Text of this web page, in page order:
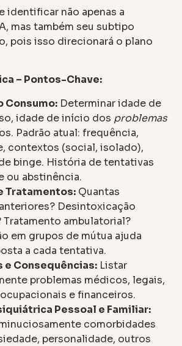
identificar não apenas a
mas também seu subtipo
pois isso direcionará o plano
– Pontos-Chave:
Consumo: Determinar idade de
idade de início dos problemas
Padrão atual: frequência,
contextos (social, isolado),
binge. História de tentativas
ou abstinência.
Tratamentos: Quantas
Desintoxicação
Tratamento ambulatorial?
em grupos de mútua ajuda
a cada tentativa.
e Consequências: Listar
problemas médicos, legais,
e financeiros.
Pessoal e Familiar:
comorbidades
personalidade, outros